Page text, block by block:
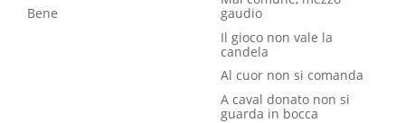
Bene
gaudio
Il gioco non vale la
candela
Al cuor non si comanda
A caval donato non si
guarda in bocca